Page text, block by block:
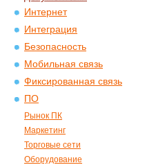
Интернет
Интеграция
Безопасность
Мобильная связь
Фиксированная связь
ПО
Рынок ПК
Маркетинг
Торговые сети
Оборудование